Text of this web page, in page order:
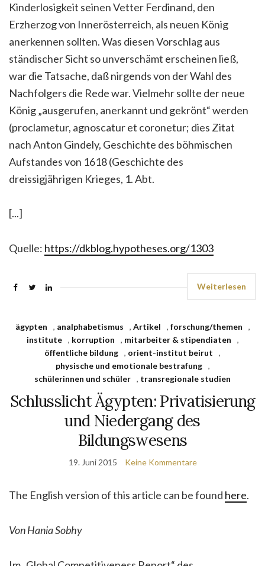
Kinderlosigkeit seinen Vetter Ferdinand, den
Erzherzog von Innerösterreich, als neuen König
anerkennen sollten. Was diesen Vorschlag aus
ständischer Sicht so unverschämt erscheinen ließ,
war die Tatsache, daß nirgends von der Wahl des
Nachfolgers die Rede war. Vielmehr sollte der neue
König „ausgerufen, anerkannt und gekrönt“ werden
(proclametur, agnoscatur et coronetur; dies Zitat
nach Anton Gindely, Geschichte des böhmischen
Aufstandes von 1618 (Geschichte des
dreissigjährigen Krieges, 1. Abt.
[...]
Quelle: https://dkblog.hypotheses.org/1303
Weiterlesen
ägypten , analphabetismus , Artikel , forschung/themen
,
institute
, korruption , mitarbeiter & stipendiaten
,
öffentliche bildung , orient-institut beirut
,
physische und emotionale bestrafung
,
schülerinnen und schüler , transregionale studien
Schlusslicht Ägypten: Privatisierung
und Niedergang des
Bildungswesens
19. Juni 2015 Keine Kommentare
The English version of this article can be found here.
Von Hania Sobhy